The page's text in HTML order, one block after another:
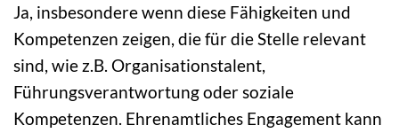
Ja, insbesondere wenn diese Fähigkeiten und
Kompetenzen zeigen, die für die Stelle relevant
sind, wie z.B. Organisationstalent,
Führungsverantwortung oder soziale
Kompetenzen. Ehrenamtliches Engagement kann